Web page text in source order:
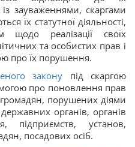
зауваженнями, скаргами
їх статутної діяльності,
щодо реалізації своїх
та особистих прав і
про їх порушення.
закону під скаргою
про поновлення прав
громадян, порушених діями
органів, органів
підприємств, установ,
посадових осіб.